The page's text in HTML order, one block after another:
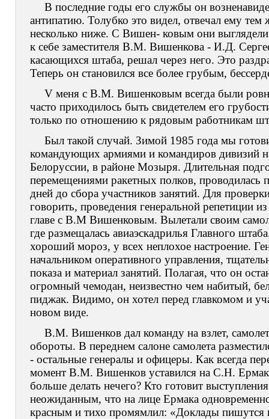
В последние годы его службы он
антипатию. Толубко это видел, отвечал ему
несколько ниже. С Вишен- ковым они
к себе заместителя В.М. Вишенкова - И.Д.
касающихся штаба, решал через него. Это
Теперь он становился все более грубым,
V меня с В.М. Вишенковым всегда были
часто приходилось быть свидетелем его
только по отношению к рядовым работникам
Был такой случай. Зимой 1985 года мы
командующих армиями и командиров дивизий
Белоруссии, в районе Мозыря. Длительная
перемещениями ракетных полков, проводилась
дней до сбора участников занятий. Для
говорить, проведения генеральной репетиции
главе с В.М Вишенковым. Вылетали своим
где размещалась авиаэскадрилья Главного
хороший мороз, у всех неплохое настроение.
начальником оперативного управления,
показа и материал занятий. Полагая, что он
огромный чемодан, неизвестно чем набитый,
пиджак. Видимо, он хотел перед главкомом и
новом виде.
В.М. Вишенков дал команду на взлет,
обороты. В переднем салоне самолета
- остальные генералы и офицеры. Как всегда
момент В.М. Вишенков уставился на С.Н.
больше делать нечего? Кто готовит
неожиданным, что на лице Ермака
красным и тихо промямлил: «Доклады пишутся